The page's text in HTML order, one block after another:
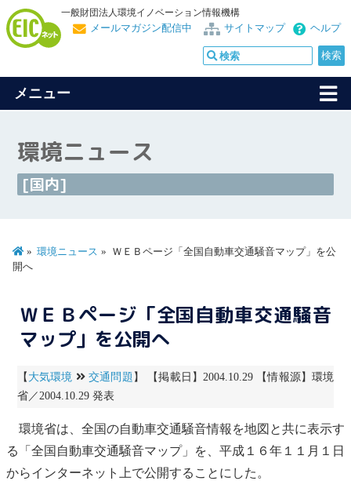
一般財団法人環境イノベーション情報機構
ヘルプ
サイトマップ
メールマガジン配信中
メニュー
環境ニュース
[国内]
環境ニュース
ＷＥＢページ「全国自動車交通騒音マップ」を公
開へ
ＷＥＢページ「全国自動車交通騒音
マップ」を公開へ
【 大気環境 交通問題 】 【掲載日】2004.10.29 【情報源】環境
省／2004.10.29 発表
環境省は、全国の自動車交通騒音情報を地図と共に表示す
る「全国自動車交通騒音マップ」を、平成１６年１１月１日
からインターネット上で公開することにした。